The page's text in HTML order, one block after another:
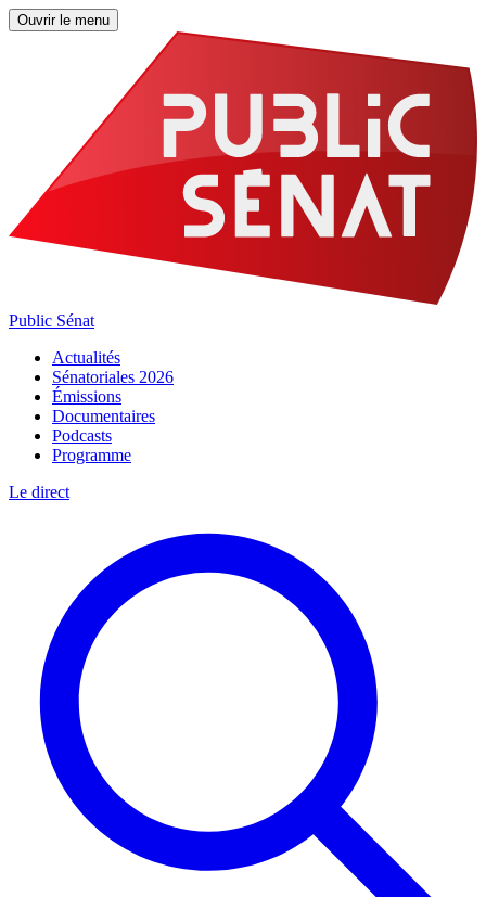
Ouvrir le menu
Public Sénat
Actualités
Sénatoriales 2026
Émissions
Documentaires
Podcasts
Programme
Le direct